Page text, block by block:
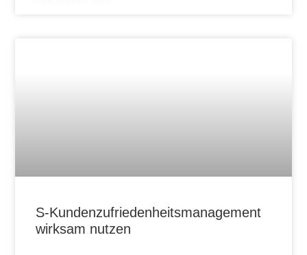
S-Kundenzufriedenheitsmanagement
wirksam nutzen